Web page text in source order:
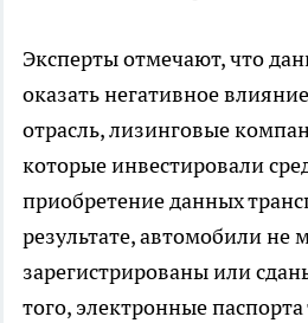
Эксперты отмечают, что
оказать негативное
отрасль, лизинговые
которые инвестировали
приобретение данных
результате, автомобили не
зарегистрированы или
того, электронные